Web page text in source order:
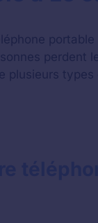
perdent
plusieurs